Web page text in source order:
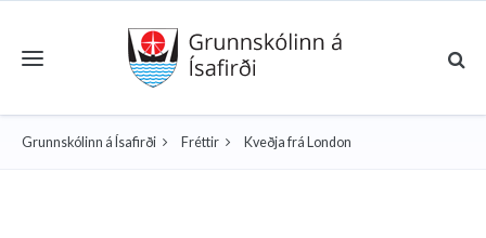
Toggle navigation
Grunnskólinn á Ísafirði Fréttir Kveðja frá London